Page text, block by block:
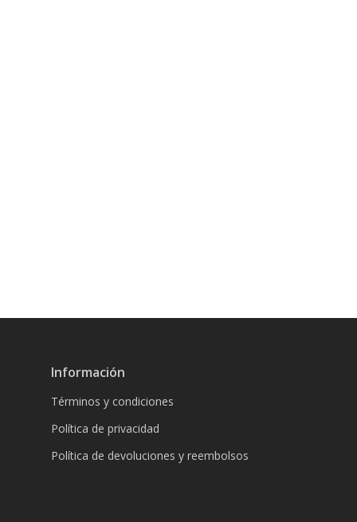
Información
Términos y condiciones
Política de privacidad
Política de devoluciones y reembolsos